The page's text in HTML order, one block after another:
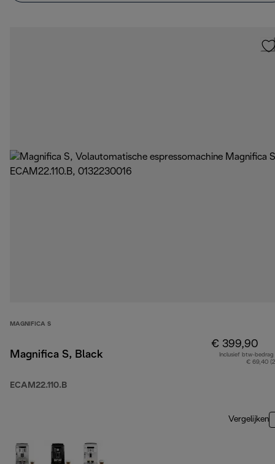
MAGNIFICA S
Magnifica S, Black
ECAM22.110.B
€ 399,90
Inclusief btw-bedrag
€ 69,40
Vergelijken